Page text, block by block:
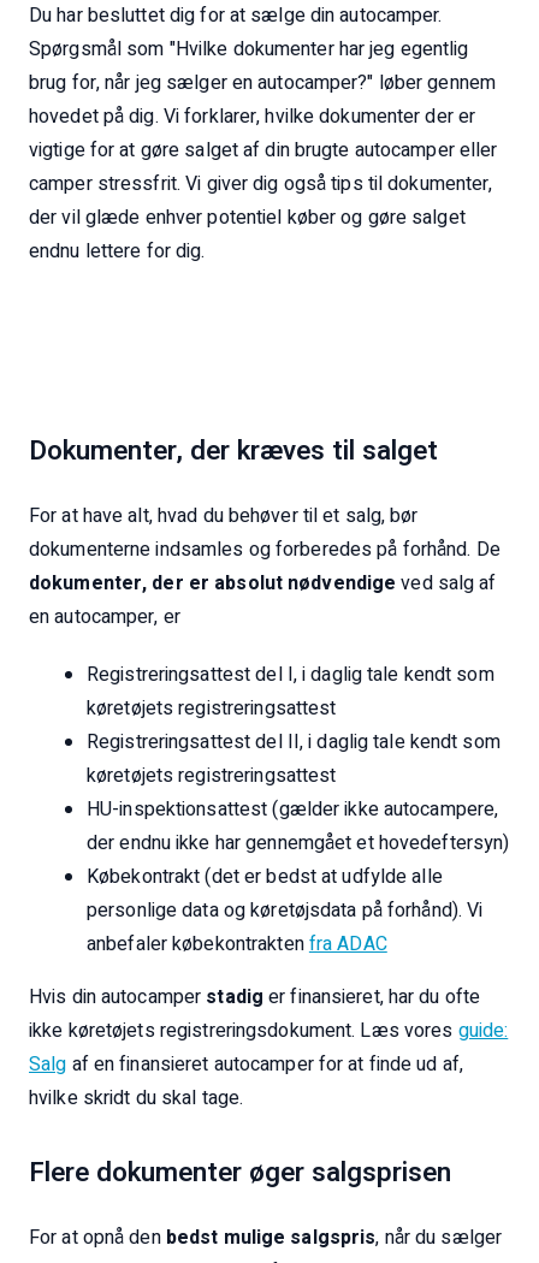
Du har besluttet dig for at sælge din autocamper.
Spørgsmål som "Hvilke dokumenter har jeg egentlig
brug for, når jeg sælger en autocamper?" løber gennem
hovedet på dig. Vi forklarer, hvilke dokumenter der er
vigtige for at gøre salget af din brugte autocamper eller
camper stressfrit. Vi giver dig også tips til dokumenter,
der vil glæde enhver potentiel køber og gøre salget
endnu lettere for dig.
Dokumenter, der kræves til salget
For at have alt, hvad du behøver til et salg, bør
dokumenterne indsamles og forberedes på forhånd. De
dokumenter, der er absolut nødvendige ved salg af
en autocamper, er
Registreringsattest del I, i daglig tale kendt som
køretøjets registreringsattest
Registreringsattest del II, i daglig tale kendt som
køretøjets registreringsattest
HU-inspektionsattest (gælder ikke autocampere,
der endnu ikke har gennemgået et hovedeftersyn)
Købekontrakt (det er bedst at udfylde alle
personlige data og køretøjsdata på forhånd). Vi
anbefaler købekontraktenfra ADAC
Hvis din autocamper stadig er finansieret, har du ofte
ikke køretøjets registreringsdokument. Læs vores guide:
Salg af en finansieret autocamper for at finde ud af,
hvilke skridt du skal tage.
Flere dokumenter øger salgsprisen
For at opnå den bedst mulige salgspris, når du sælger